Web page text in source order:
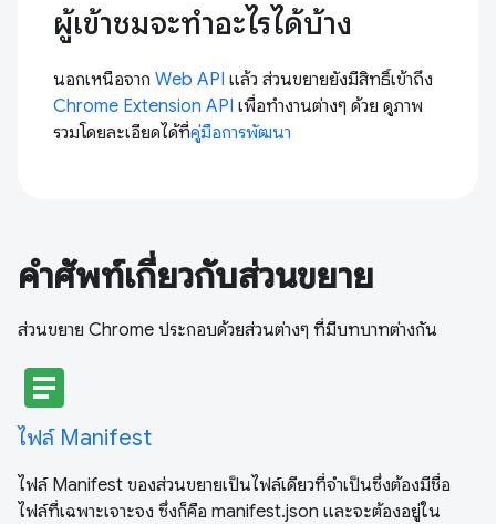
ผู้เข้าชมจะทำอะไรได้บ้าง
นอกเหนือจาก Web API แล้ว ส่วนขยายยังมีสิทธิ์เข้าถึง
Chrome Extension API เพื่อทำงานต่างๆ ด้วย ดูภาพ
รวมโดยละเอียดได้ที่คู่มือการพัฒนา
คําศัพท์เกี่ยวกับส่วนขยาย
ส่วนขยาย Chrome ประกอบด้วยส่วนต่างๆ ที่มีบทบาทต่างกัน
article
ไฟล์ Manifest
ไฟล์ Manifest ของส่วนขยายเป็นไฟล์เดียวที่จำเป็นซึ่งต้องมีชื่อ
ไฟล์ที่เฉพาะเจาะจง ซึ่งก็คือ manifest.json และจะต้องอยู่ใน